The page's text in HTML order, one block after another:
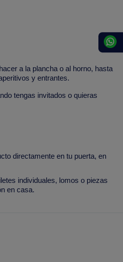
a la plancha o al horno, hasta
y entrantes.
tengas invitados o quieras
directamente en tu puerta, en
individuales, lomos o piezas
en casa.